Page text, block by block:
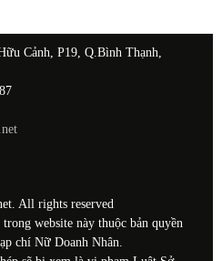
Cảnh, P19, Q.Bình Thạnh,
All rights reserved
website này thuộc bản quyền
chí Nữ Doanh Nhân.